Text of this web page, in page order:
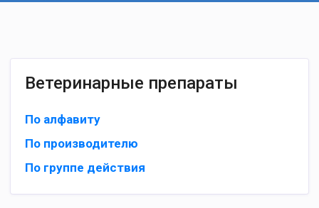
Ветеринарные препараты
По алфавиту
По производителю
По группе действия